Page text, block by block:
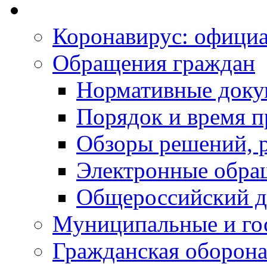
Коронавирус:
Обращения граждан
Нормативные
Порядок и время
Обзоры решений,
Электронные
Общероссийский
Муниципальные и
Гражданская